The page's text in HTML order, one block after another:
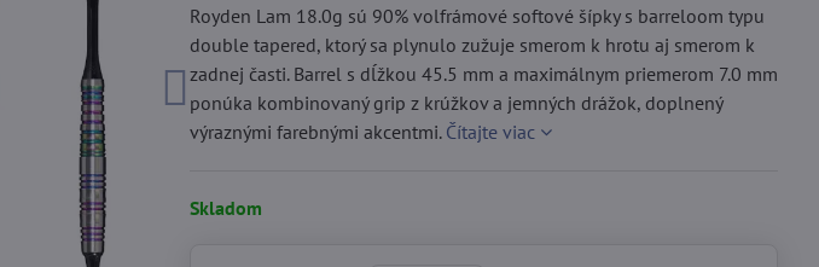
Royden Lam 18.0g sú 90% volfrámové softové šípky s barreloom typu
double tapered, ktorý sa plynulo zužuje smerom k hrotu aj smerom k
zadnej časti. Barrel s dĺžkou 45.5 mm a maximálnym priemerom 7.0 mm
ponúka kombinovaný grip z krúžkov a jemných drážok, doplnený
výraznými farebnými akcentmi. Čítajte viac
Skladom